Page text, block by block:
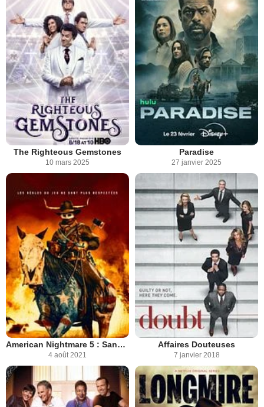
The Righteous Gemstones
10 mars 2025
Paradise
27 janvier 2025
American Nightmare 5 : Sans limites
4 août 2021
Affaires Douteuses
7 janvier 2018